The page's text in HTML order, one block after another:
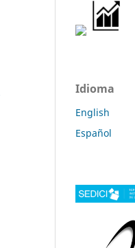
Idioma
English
Español